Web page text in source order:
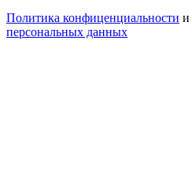
Политика конфиценциальности и
персональных данных